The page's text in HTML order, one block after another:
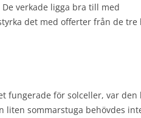
verkade ligga bra till med
det med offerter från de tre
fungerade för solceller, var den
liten sommarstuga behövdes